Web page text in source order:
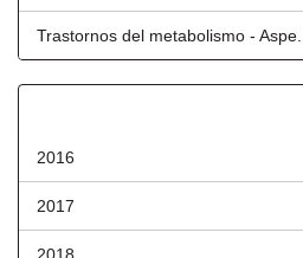
Trastornos del metabolismo - Aspe...
2016
2017